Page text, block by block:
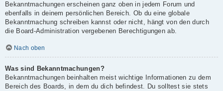
Bekanntmachungen erscheinen ganz oben in jedem Forum und
ebenfalls in deinem persönlichen Bereich. Ob du eine globale
Bekanntmachung schreiben kannst oder nicht, hängt von den durch
die Board-Administration vergebenen Berechtigungen ab.
Nach oben
Was sind Bekanntmachungen?
Bekanntmachungen beinhalten meist wichtige Informationen zu dem
Bereich des Boards, in dem du dich befindest. Du solltest sie stets